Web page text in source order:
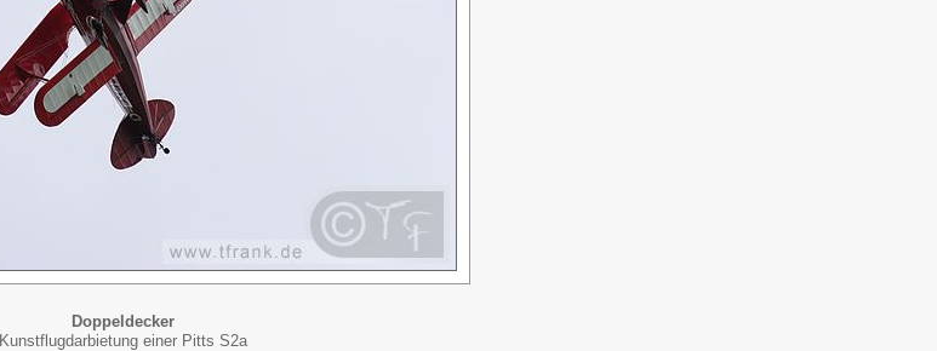
Doppeldecker
Kunstflugdarbietung einer Pitts S2a